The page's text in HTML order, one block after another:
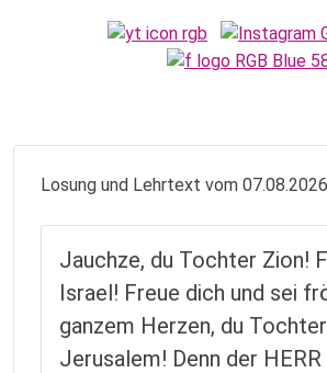
Losung und Lehrtext vom 07.08.2026
Jauchze, du Tochter Zion!
Israel! Freue dich und sei
ganzem Herzen, du Tochter
Jerusalem! Denn der